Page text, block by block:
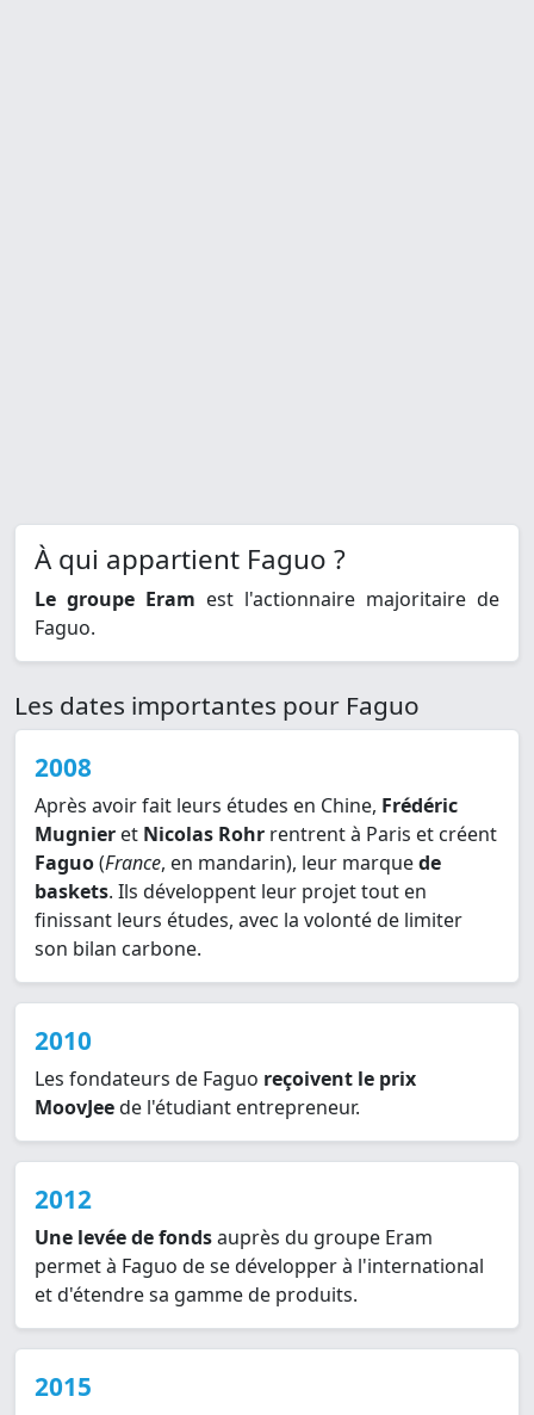
À qui appartient Faguo ?
Le groupe Eram est l'actionnaire majoritaire de
Faguo.
Les dates importantes pour Faguo
2008
Après avoir fait leurs études en Chine, Frédéric
Mugnier et Nicolas Rohr rentrent à Paris et créent
Faguo(France, en mandarin), leur marquede
baskets. Ils développent leur projet tout en
finissant leurs études, avec la volonté de limiter
son bilan carbone.
2010
Les fondateurs de Faguo reçoivent le prix
MoovJeede l'étudiant entrepreneur.
2012
Une levée de fondsauprès du groupe Eram
permet à Faguo de se développer à l'international
et d'étendre sa gamme de produits.
2015